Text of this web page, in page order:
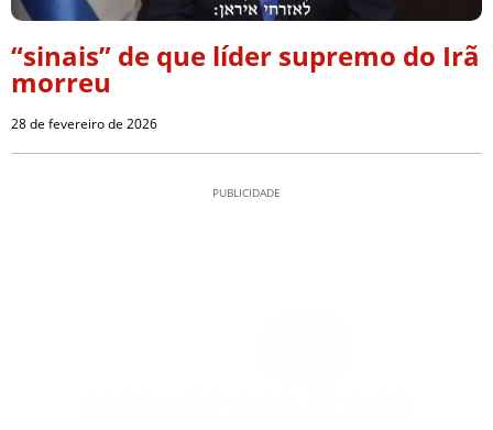
“sinais” de que líder supremo do Irã
morreu
28 de fevereiro de 2026
PUBLICIDADE